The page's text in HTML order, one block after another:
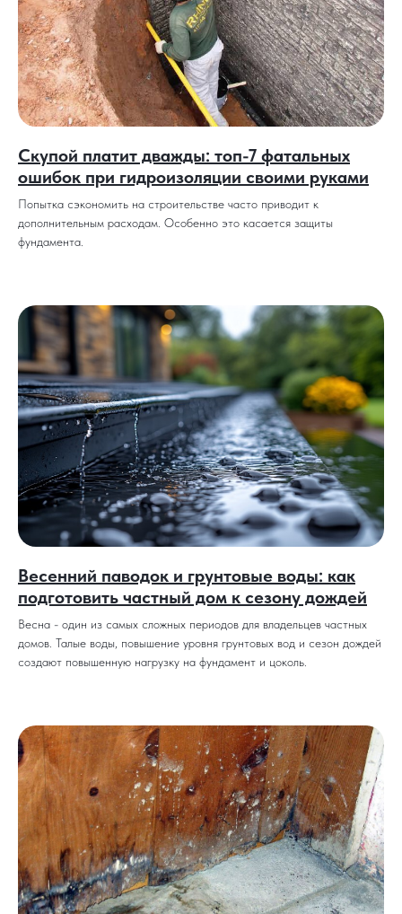
Скупой платит дважды: топ-7 фатальных
ошибок при гидроизоляции своими руками
Попытка сэкономить на строительстве часто приводит к
дополнительным расходам. Особенно это касается защиты
фундамента.
Весенний паводок и грунтовые воды: как
подготовить частный дом к сезону дождей
Весна - один из самых сложных периодов для владельцев частных
домов. Талые воды, повышение уровня грунтовых вод и сезон дождей
создают повышенную нагрузку на фундамент и цоколь.